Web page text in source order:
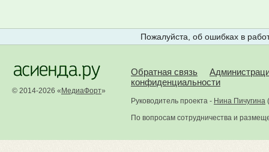
Пожалуйста, об ошибках в
© 2014-2026 « МедиаФорт»
Обратная связь
конфиденциальности
Руководитель проекта - Нина Пичугина (
По вопросам сотрудничества и